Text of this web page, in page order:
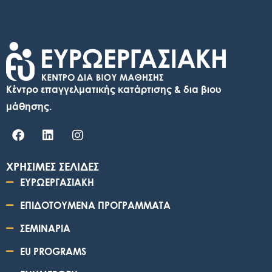
Κέντρο επαγγελματικής κατάρτισης & δια βιου
μάθησης.
ΧΡΗΣΙΜΕΣ ΣΕΛΙΔΕΣ
ΕΥΡΩΕΡΓΑΣΙΑΚΗ
ΕΠΙΔΟΤΟΥΜΕΝΑ ΠΡΟΓΡΑΜΜΑΤΑ
ΣΕΜΙΝΑΡΙΑ
EU PROGRAMS